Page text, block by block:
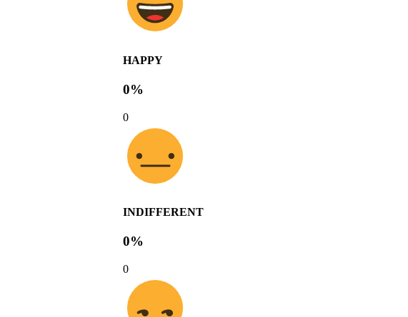
HAPPY
0%
0
INDIFFERENT
0%
0